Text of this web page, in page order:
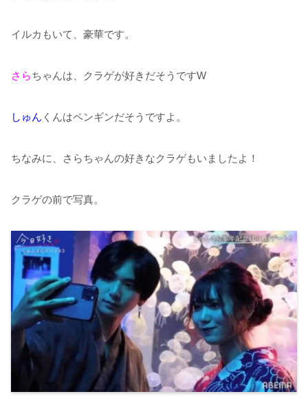
イルカもいて、豪華です。
さらちゃんは、クラゲが好きだそうですW
しゅん くんはペンギンだそうですよ。
ちなみに、さらちゃんの好きなクラゲもいましたよ！
クラゲの前で写真。